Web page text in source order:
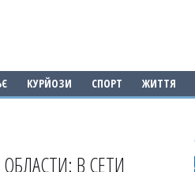
КУРЙОЗИ СПОРТ ЖИТТЯ
В СЕТИ